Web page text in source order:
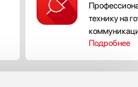
технику на
Подробнее